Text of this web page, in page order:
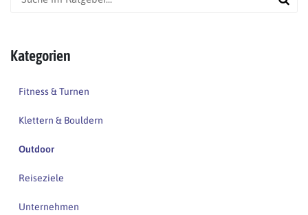
Kategorien
Fitness & Turnen
Klettern & Bouldern
Outdoor
Reiseziele
Unternehmen